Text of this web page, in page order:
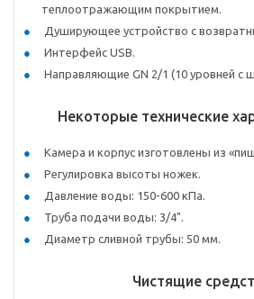
теплоотражающим покрытием.
Душирующее устройство с
Интерфейс USB.
Направляющие GN 2/1 (10 уровней с
Некоторые технические
Камера и корпус изготовлены из
Регулировка высоты ножек.
Давление воды: 150-600 кПа.
Труба подачи воды: 3/4".
Диаметр сливной трубы: 50 мм.
Чистящие